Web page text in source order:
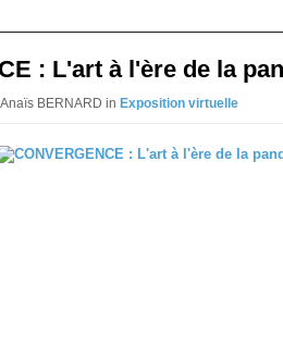
: L'art à l'ère de la
BERNARD in Exposition virtuelle